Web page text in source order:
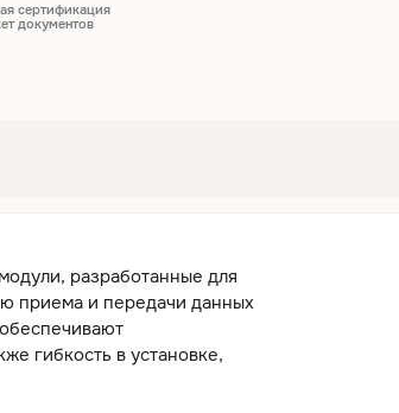
сертификация
документов
разработанные для
приема и передачи данных
гибкость в установке,